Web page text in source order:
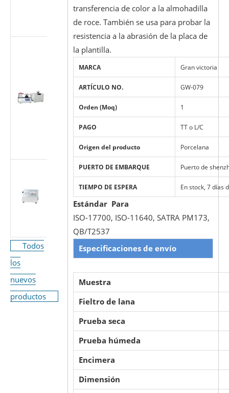
según ISO
7886-1
Probador
multiusos
accesorios
cónicos
médicos
(Luer)
(estándar ISO
80369/GB
1962.1)
Máquina de
flujo de
dispositivos
médicos ISO
Todos
los
nuevos
productos
transferencia de color a la almohadilla
de roce. También se usa para probar la
resistencia a la abrasión de la placa de
la plantilla.
MARCA Gran victoria
ARTÍCULO NO. GW-079
Orden (Moq) 1
PAGO TT o L/C
Origen del producto Porcelana
PUERTO DE EMBARQUE Puerto de
TIEMPO DE ESPERA En stock, 7 días
Estándar Para
ISO-17700, ISO-11640, SATRA PM173,
QB/T2537
Especificaciones de envío
Muestra
Fieltro de lana
Prueba seca
Prueba húmeda
Encimera
Dimensión